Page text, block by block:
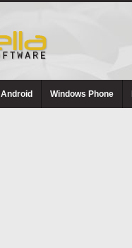
Android Windows Phone